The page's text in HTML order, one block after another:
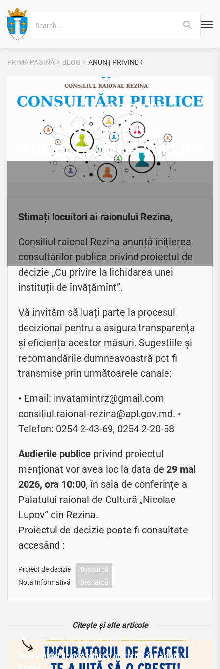
Search
for:
PRIMA PAGINĂ BLOG ANUNȚ PRIVIND ORGANIZAREA
ANUNȚ PRIVIND
ORGANIZAREA
CONSULTĂRILOR PUBLICE
Stimați locuitori ai raionului Rezina,
Consiliul raional Rezina anunță inițierea
consultărilor publice privind proiectul de
decizie „Cu privire la lichidarea unei
instituții de învățămînt”.
Vă invităm să luați parte la procesul
decizional pentru a asigura transparența
și eficiența acestor măsuri. Sugestiile și
recomandările dumneavoastră pot fi
transmise prin următoarele canale:
• Email: invatamintrz@gmail.com,
consiliul.raional-rezina@apl.gov.md. •
Telefon: 0254 2-43-69, 0254 2-20-58
Audierile publice privind proiectul
menționat vor avea loc la data de29 mai
2026, ora 10:00, în sala de conferințe a
Palatului raional de Cultură „Nicolae
Lupov” din Rezina.
Proiectul de decizie poate fi consultate
accesând :
Proiect de decizie
Descarcă
Nota Informativă
Descarcă
Citește și alte articole
Oportunități de dezvoltare a afacerilor în raionul
Rezina